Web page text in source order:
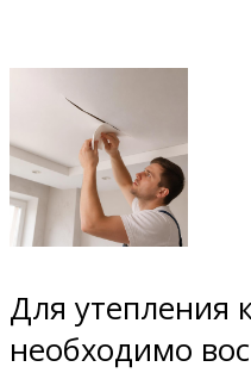
Для утепления
необходимо